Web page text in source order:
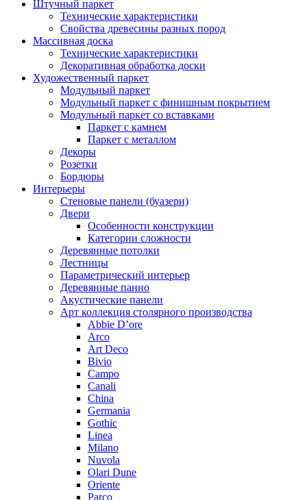
Штучный паркет
Технические характеристики
Свойства древесины разных пород
Массивная доска
Технические характеристики
Декоративная обработка доски
Художественный паркет
Модульный паркет
Модульный паркет с финишным покрытием
Модульный паркет со вставками
Паркет с камнем
Паркет с металлом
Декоры
Розетки
Бордюры
Интерьеры
Стеновые панели (буазери)
Двери
Особенности конструкции
Категории сложности
Деревянные потолки
Лестницы
Параметрический интерьер
Деревянные панно
Акустические панели
Арт коллекция столярного производства
Abbie D’ore
Arco
Art Deco
Bivio
Campo
Canali
China
Germania
Gothic
Linea
Milano
Nuvola
Olari Dune
Oriente
Parco